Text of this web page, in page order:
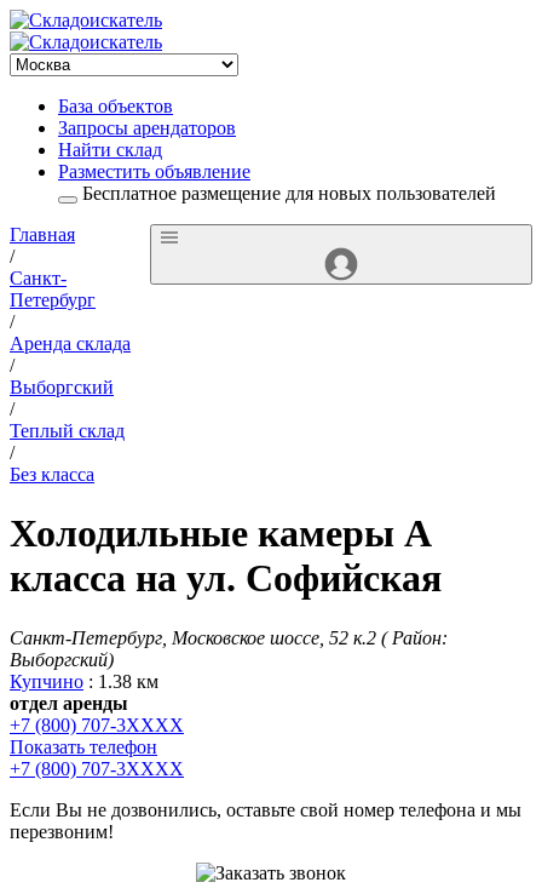
База объектов
Запросы арендаторов
Найти склад
Разместить объявление
Бесплатное размещение для новых пользователей
Главная
/
Санкт-
Петербург
/
Аренда склада
/
Выборгский
/
Теплый склад
/
Без класса
Холодильные камеры А
класса на ул. Софийская
Санкт-Петербург, Московское шоссе, 52 к.2 ( Район:
Выборгский)
Купчино : 1.38 км
отдел аренды
+7 (800) 707-3XXXX
Показать телефон
+7 (800) 707-3XXXX
Если Вы не дозвонились, оставьте свой номер телефона и мы
перезвоним!